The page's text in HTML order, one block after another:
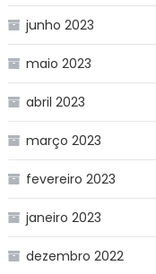
junho 2023
maio 2023
abril 2023
março 2023
fevereiro 2023
janeiro 2023
dezembro 2022